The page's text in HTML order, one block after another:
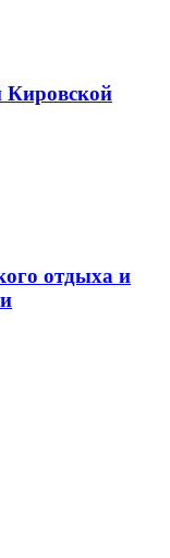
Кировской
отдыха и